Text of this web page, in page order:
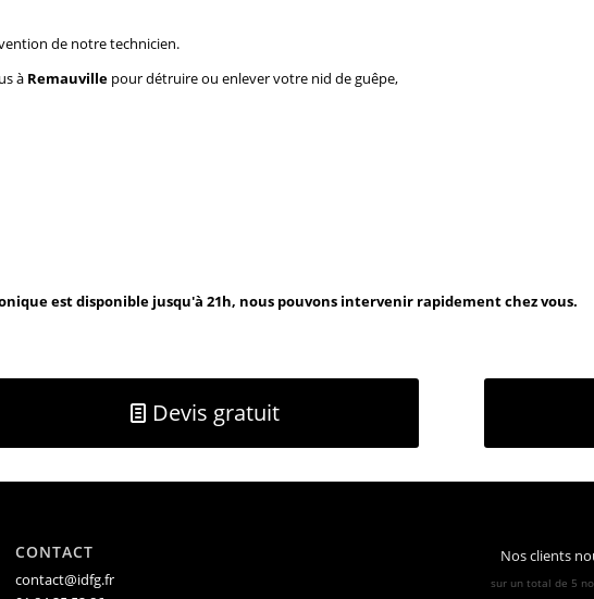
de notre technicien.
à Remauville pour détruire ou enlever votre nid de guêpe,
est disponible jusqu'à 21h, nous pouvons intervenir rapidement chez vous.
Devis gratuit
CONTACT
contact@idfg.fr
Nos clients
sur un total de 5